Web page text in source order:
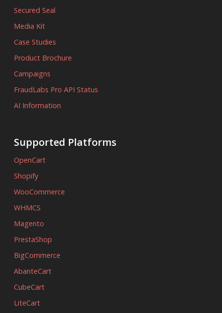
Secured Seal
Media Kit
Case Studies
Product Brochure
Campaigns
FraudLabs Pro API Status
AI Information
Supported Platforms
OpenCart
Shopify
WooCommerce
WHMCS
Magento
PrestaShop
BigCommerce
AbanteCart
CubeCart
LiteCart